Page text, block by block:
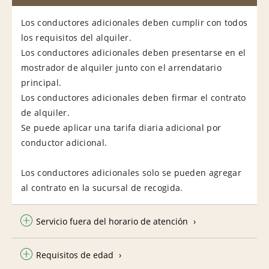
Los conductores adicionales deben cumplir con todos
los requisitos del alquiler.
Los conductores adicionales deben presentarse en el
mostrador de alquiler junto con el arrendatario
principal.
Los conductores adicionales deben firmar el contrato
de alquiler.
Se puede aplicar una tarifa diaria adicional por
conductor adicional.
Los conductores adicionales solo se pueden agregar
al contrato en la sucursal de recogida.
Servicio fuera del horario de atención
Requisitos de edad